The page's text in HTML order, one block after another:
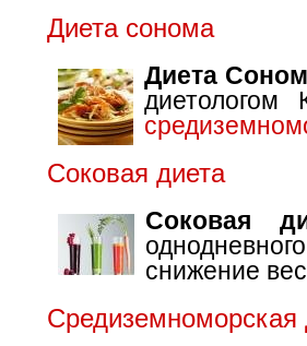
Диета сонома
Диета
диетологом
Соковая диета
Соковая
снижение
Средиземноморская